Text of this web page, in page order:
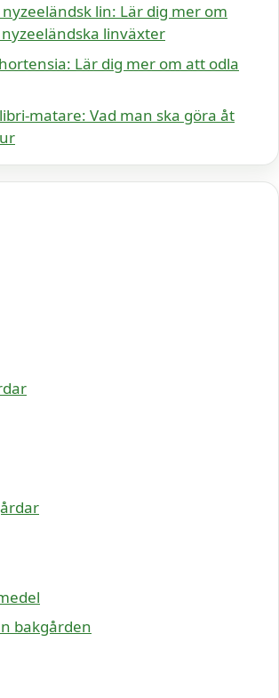
lin: Lär dig mer om
linväxter
Lär dig mer om att odla
matare: Vad man ska göra åt
bakgården